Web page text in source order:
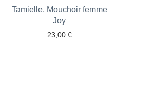
Tamielle, Mouchoir femme
Joy
23,00 €
Ajouter aux favoris